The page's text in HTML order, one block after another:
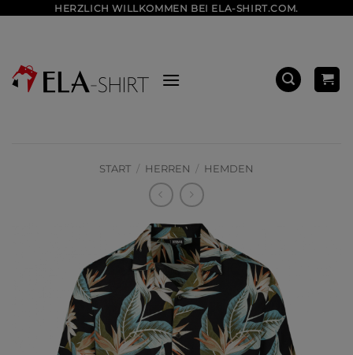
HERZLICH WILLKOMMEN BEI ELA-SHIRT.COM.
START / HERREN / HEMDEN